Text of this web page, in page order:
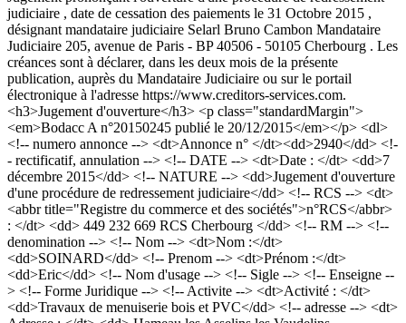
judiciaire , date de cessation des paiements le 31 Octobre 2015 ,
désignant mandataire judiciaire Selarl Bruno Cambon Mandataire
Judiciaire 205, avenue de Paris - BP 40506 - 50105 Cherbourg . Les
créances sont à déclarer, dans les deux mois de la présente
publication, auprès du Mandataire Judiciaire ou sur le portail
électronique à l'adresse https://www.creditors-services.com.
<h3>Jugement d'ouverture</h3> <p class="standardMargin">
<em>Bodacc A n°20150245 publié le 20/12/2015</em></p> <dl>
<!-- numero annonce --> <dt>Annonce n° </dt><dd>2940</dd> <!-
- rectificatif, annulation --> <!-- DATE --> <dt>Date : </dt> <dd>7
décembre 2015</dd> <!-- NATURE --> <dd>Jugement d'ouverture
d'une procédure de redressement judiciaire</dd> <!-- RCS --> <dt>
<abbr title="Registre du commerce et des sociétés">n°RCS</abbr>
: </dt> <dd> 449 232 669 RCS Cherbourg </dd> <!-- RM --> <!--
denomination --> <!-- Nom --> <dt>Nom :</dt>
<dd>SOINARD</dd> <!-- Prenom --> <dt>Prénom :</dt>
<dd>Eric</dd> <!-- Nom d'usage --> <!-- Sigle --> <!-- Enseigne --
> <!-- Forme Juridique --> <!-- Activite --> <dt>Activité : </dt>
<dd>Travaux de menuiserie bois et PVC</dd> <!-- adresse --> <dt>